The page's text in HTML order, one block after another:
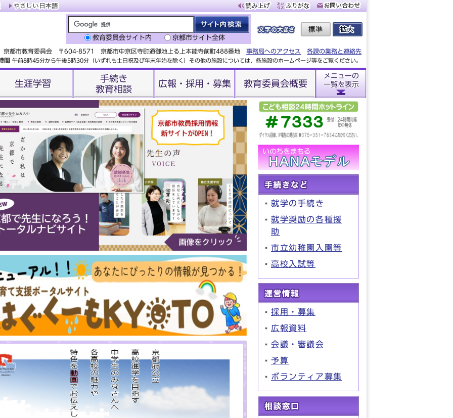
教育委員会サイト内 京都市サイト全体
京都市教育委員会 〒604-8571 京都市中京区寺町通御池上る上本能寺前町488番地 事務局へのアクセス
各課の業務と連絡先
間 午前8時45分から午後5時30分（いずれも土日祝及び年末年始を除く）その他の施設については、各施設のホームページ等をご覧ください。
生涯学習
手続き
教育相談
広報・採用・募集 教育委員会概要
メニューの
一覧を表示
就学の手続き
就学奨励の各種援
助
市立幼稚園入園等
高校入試等
採用・募集
広報資料
会議・審議会
予算
ボランティア募集